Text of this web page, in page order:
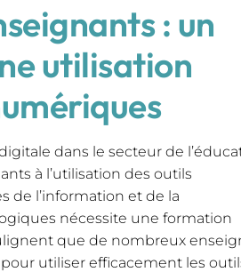
: un
utilisation
dans le secteur de
à l’utilisation des outils
de l’information et de la
nécessite une formation
que de nombreux
utiliser efficacement les